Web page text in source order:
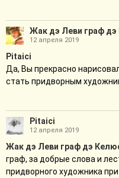
Жак дэ Леви граф
12 апреля 2019
Pitaici
Да, Вы прекрасно
стать придворным
Pitaici
12 апреля 2019
Жак дэ Леви граф дэ
граф, за добрые слова и
придворного художника